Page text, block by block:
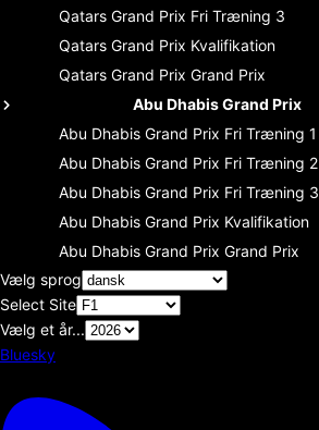
Qatars Grand Prix Fri Træning 3
Qatars Grand Prix Kvalifikation
Qatars Grand Prix Grand Prix
Abu Dhabis Grand Prix
Abu Dhabis Grand Prix Fri Træning 1
Abu Dhabis Grand Prix Fri Træning 2
Abu Dhabis Grand Prix Fri Træning 3
Abu Dhabis Grand Prix Kvalifikation
Abu Dhabis Grand Prix Grand Prix
Vælg sprog
Select Site
Vælg et år...
Bluesky